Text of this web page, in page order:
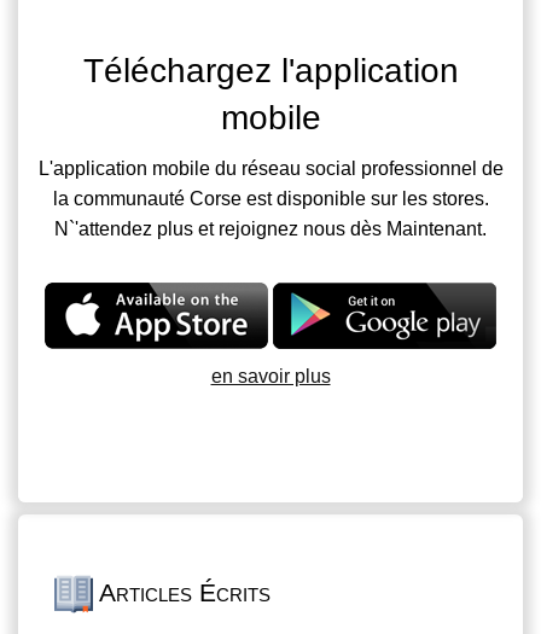
Téléchargez l'application
mobile
L'application mobile du réseau social professionnel de
la communauté Corse est disponible sur les stores.
N`'attendez plus et rejoignez nous dès Maintenant.
en savoir plus
Articles Écrits